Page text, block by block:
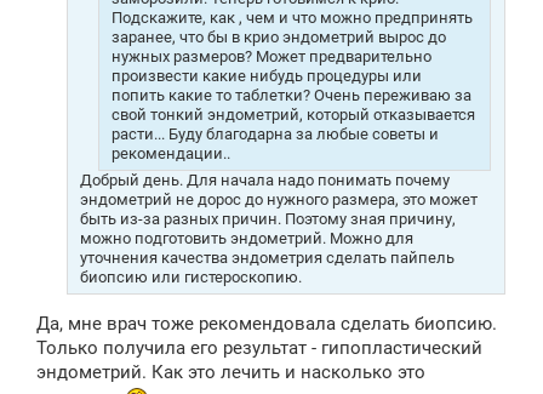
Подскажите, как , чем и что можно предпринять
заранее, что бы в крио эндометрий вырос до
нужных размеров? Может предварительно
произвести какие нибудь процедуры или
попить какие то таблетки? Очень переживаю за
свой тонкий эндометрий, который отказывается
расти... Буду благодарна за любые советы и
рекомендации..
Добрый день. Для начала надо понимать почему
эндометрий не дорос до нужного размера, это может
быть из-за разных причин. Поэтому зная причину,
можно подготовить эндометрий. Можно для
уточнения качества эндометрия сделать пайпель
биопсию или гистероскопию.
Да, мне врач тоже рекомендовала сделать биопсию.
Только получила его результат - гипопластический
эндометрий. Как это лечить и насколько это